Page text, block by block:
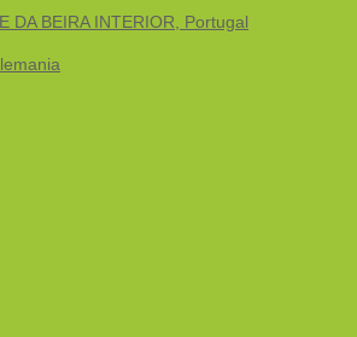
DA BEIRA INTERIOR, Portugal